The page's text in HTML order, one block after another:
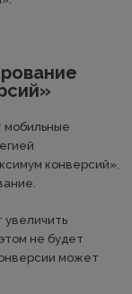
мобильные
конверсий».
не будет
может